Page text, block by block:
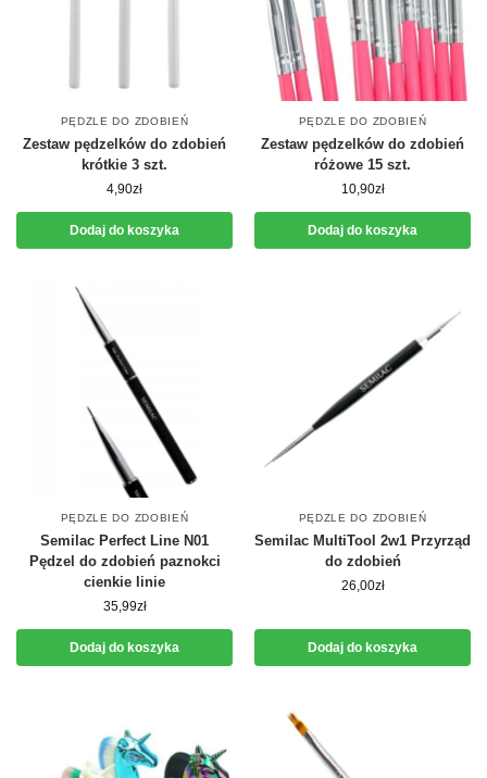
PĘDZLE DO ZDOBIEŃ
Zestaw pędzelków do zdobień
krótkie 3 szt.
4,90zł
Dodaj do koszyka
PĘDZLE DO ZDOBIEŃ
Zestaw pędzelków do zdobień
różowe 15 szt.
10,90zł
Dodaj do koszyka
PĘDZLE DO ZDOBIEŃ
Semilac Perfect Line N01
Pędzel do zdobień paznokci
cienkie linie
35,99zł
Dodaj do koszyka
PĘDZLE DO ZDOBIEŃ
Semilac MultiTool 2w1 Przyrząd
do zdobień
26,00zł
Dodaj do koszyka